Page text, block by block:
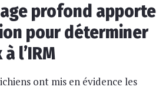
profond apporte
pour déterminer
l’IRM
ont mis en évidence les